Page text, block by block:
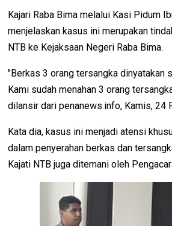
Kajari Raba Bima melalui Kasi Pidum
menjelaskan kasus ini merupakan
NTB ke Kejaksaan Negeri Raba Bima.
"Berkas 3 orang tersangka dinyatakan
Kami sudah menahan 3 orang
dilansir dari penanews.info, Kamis, 24
Kata dia, kasus ini menjadi atensi
dalam penyerahan berkas dan
Kajati NTB juga ditemani oleh